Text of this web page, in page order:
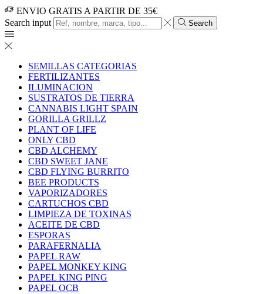
ENVIO GRATIS A PARTIR DE 35€
Search input
Search
SEMILLAS CATEGORIAS
FERTILIZANTES
ILUMINACION
SUSTRATOS DE TIERRA
CANNABIS LIGHT SPAIN
GORILLA GRILLZ
PLANT OF LIFE
ONLY CBD
CBD ALCHEMY
CBD SWEET JANE
CBD FLYING BURRITO
BEE PRODUCTS
VAPORIZADORES
CARTUCHOS CBD
LIMPIEZA DE TOXINAS
ACEITE DE CBD
ESPORAS
PARAFERNALIA
PAPEL RAW
PAPEL MONKEY KING
PAPEL KING PING
PAPEL OCB